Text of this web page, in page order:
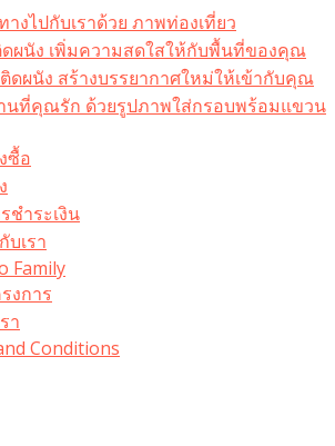
างไปกับเราด้วย ภาพท่องเที่ยว
ผนัง เพิ่มความสดใสให้กับพื้นที่ของคุณ
ดผนัง สร้างบรรยากาศใหม่ให้เข้ากับคุณ
นที่คุณรัก ด้วยรูปภาพใส่กรอบพร้อมแขวน​
ซื้อ
ชำระเงิน
บเรา
Family
งการ
า
Conditions